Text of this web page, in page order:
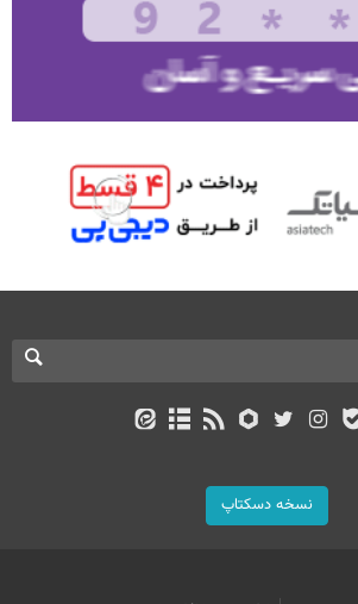
نسخه دسکتاپ